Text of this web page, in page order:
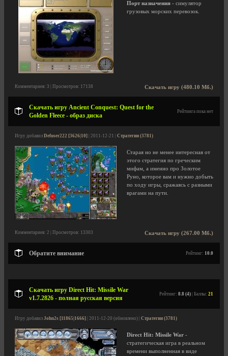
Порт назначения - симулятор
грузовых морских перевозок.
Скачать игру (480.10 Мб.)
Комментариев: 3 | Просмотров: 17138
Скачать игру Ancient Conquest: Quest for the
Golden Fleece - образ диска
Рейтинга пока нет
Игру добавил Defuser222 [3626|10] | 2011-12-21 | Стратегии (3781)
Старая но не менее интересная от
этого стратегия по греческим
мифам, а именно про Золотое
Руно, которое вам и нужно добыть
по ходу игры, сражаясь с разными
врагами на пути.
Скачать игру (267.00 Мб.)
Комментариев: 2 | Просмотров: 13303
Обратите внимание Рейтинг: 10.0
Скачать игру Direct Hit: Missile War
v1.7.2826 - полная русская версия
Рейтинг: 8.8 (4) | Баллы: 21
Игру добавил John2s [11865|1666] | 2011-12-20 (обновлено) | Стратегии (3781)
Direct Hit: Missile War -
стратегическая игра в реальном
времени выполненная в виде